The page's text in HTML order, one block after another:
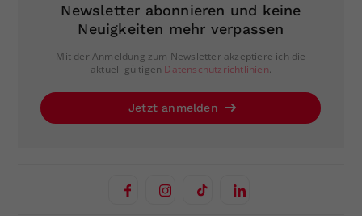
Newsletter abonnieren und keine
Neuigkeiten mehr verpassen
Mit der Anmeldung zum Newsletter akzeptiere ich die
aktuell gültigen Datenschutzrichtlinien.
Jetzt anmelden